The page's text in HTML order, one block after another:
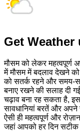
Get
मौसम को लेकर महत्वपूर्ण
में मौसम में बदलाव देखने
को सतर्क रहने और समय-
बनाए रखने की सलाह दी
चढ़ाव बना रह सकता है,
सावधानियां बरतें और
ऐसी ही महत्वपूर्ण और
जहां आपको हर दिन सटीक